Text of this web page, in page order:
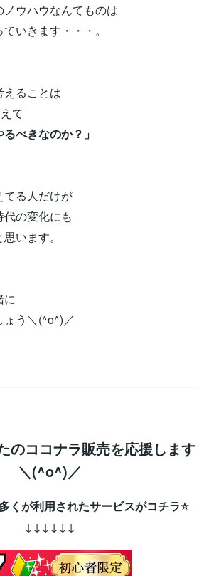
ウハウなんてものは
いきます・・・。
えることは
て
べきなのか？」
てる人だけが
の変化にも
います。
に
う＼(^o^)／
のココナラ販売を応援します
＼(^o^)／
くが利用されたサービスがコチラ⭐
↓↓↓↓↓↓